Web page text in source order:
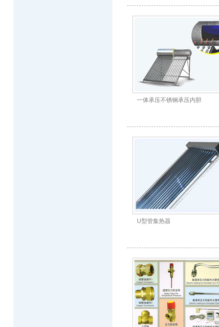
一体承压不锈钢承压内胆
U型管集热器